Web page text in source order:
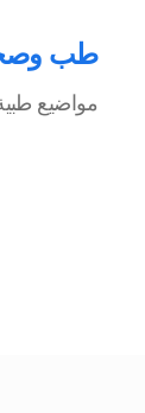
طب
مواضيع